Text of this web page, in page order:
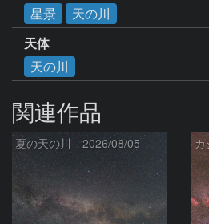
星景
天の川
天体
天の川
関連作品
夏の天の川 2026/08/05